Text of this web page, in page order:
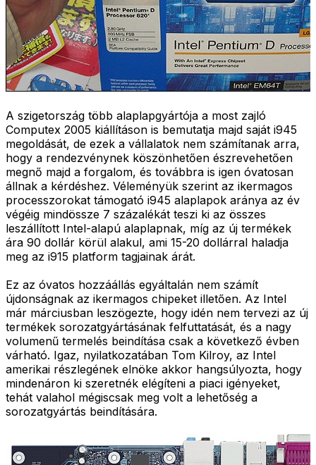
A szigetország több alaplapgyártója a most zajló
Computex 2005 kiállításon is bemutatja majd saját i945
megoldását, de ezek a vállalatok nem számítanak arra,
hogy a rendezvénynek köszönhetően észrevehetően
megnő majd a forgalom, és továbbra is igen óvatosan
állnak a kérdéshez. Véleményük szerint az ikermagos
processzorokat támogató i945 alaplapok aránya az év
végéig mindössze 7 százalékát teszi ki az összes
leszállított Intel-alapú alaplapnak, míg az új termékek
ára 90 dollár körül alakul, ami 15-20 dollárral haladja
meg az i915 platform tagjainak árát.
Ez az óvatos hozzáállás egyáltalán nem számít
újdonságnak az ikermagos chipeket illetően. Az Intel
már márciusban leszögezte, hogy idén nem tervezi az új
termékek sorozatgyártásának felfuttatását, és a nagy
volumenű termelés beindítása csak a következő évben
várható. Igaz, nyilatkozatában Tom Kilroy, az Intel
amerikai részlegének elnöke akkor hangsúlyozta, hogy
mindenáron ki szeretnék elégíteni a piaci igényeket,
tehát valahol mégiscsak meg volt a lehetőség a
sorozatgyártás beindítására.